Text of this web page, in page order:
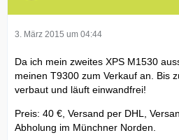
3. März 2015 um 04:44
Da ich mein zweites XPS M1530
meinen T9300 zum Verkauf an. Bis
verbaut und läuft einwandfrei!
Preis: 40 €, Versand per DHL,
Abholung im Münchner Norden.